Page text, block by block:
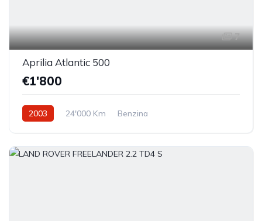
7
Aprilia Atlantic 500
€1'800
2003 24'000 Km Benzina